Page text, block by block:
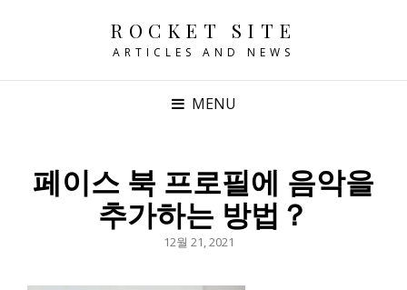
ROCKET SITE
ARTICLES AND NEWS
MENU
페이스 북 프로필에 음악을
추가하는 방법？
POSTED
12월 21, 2021